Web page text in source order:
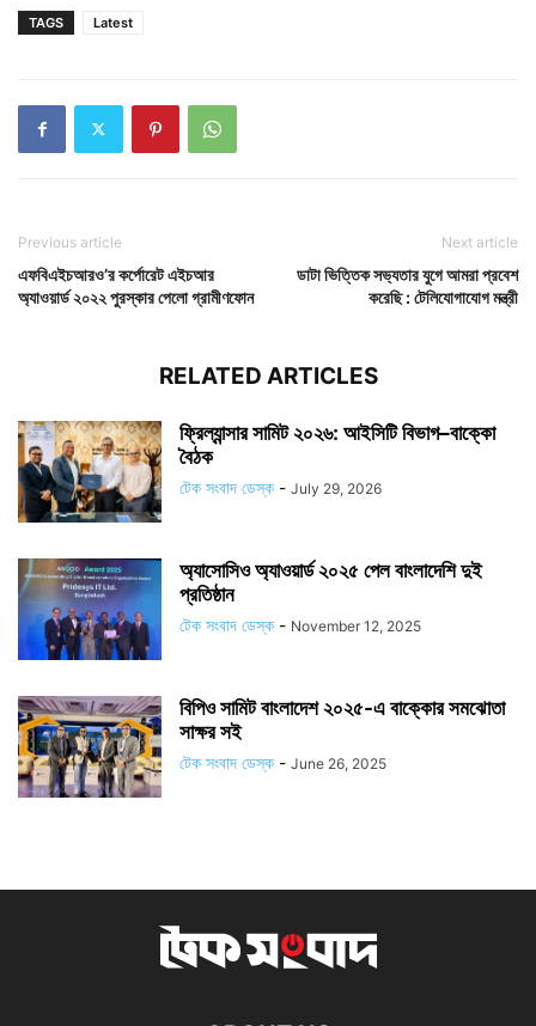
TAGS Latest
Previous article
এফবিএইচআরও’র কর্পোরেট এইচআর
অ্যাওয়ার্ড ২০২২ পুরস্কার পেলো গ্রামীণফোন
Next article
ডাটা ভিত্তিক সভ‌্যতার যুগে আমরা প্রবেশ
করেছি : টেলিযোগাযোগ মন্ত্রী
RELATED ARTICLES
ফ্রিল্যান্সার সামিট ২০২৬: আইসিটি বিভাগ–বাক্কো
বৈঠক
টেক সংবাদ ডেস্ক - July 29, 2026
অ্যাসোসিও অ্যাওয়ার্ড ২০২৫ পেল বাংলাদেশি দুই
প্রতিষ্ঠান
টেক সংবাদ ডেস্ক - November 12, 2025
বিপিও সামিট বাংলাদেশ ২০২৫-এ বাক্কোর সমঝোতা
সাক্ষর সই
টেক সংবাদ ডেস্ক - June 26, 2025